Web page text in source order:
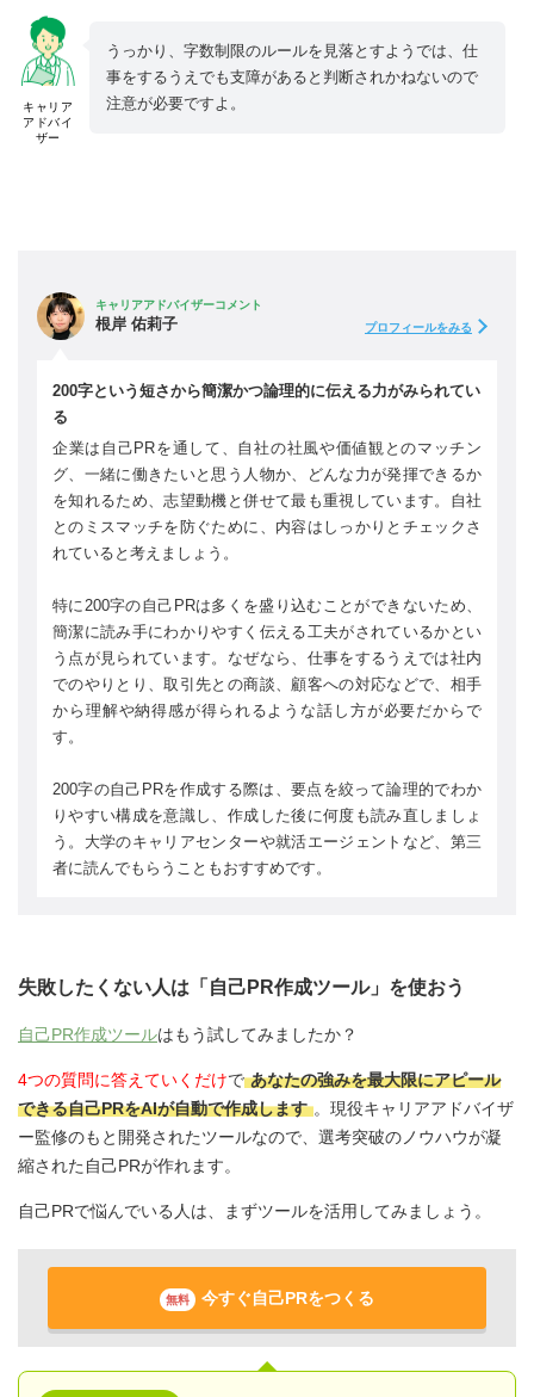
キャリア
アドバイ
ザー
うっかり、字数制限のルールを見落とすようでは、仕
事をするうえでも支障があると判断されかねないので
注意が必要ですよ。
キャリアアドバイザーコメント
根岸 佑莉子 プロフィールをみる
200字という短さから簡潔かつ論理的に伝える力がみられてい
る
企業は自己PRを通して、自社の社風や価値観とのマッチン
グ、一緒に働きたいと思う人物か、どんな力が発揮できるか
を知れるため、志望動機と併せて最も重視しています。自社
とのミスマッチを防ぐために、内容はしっかりとチェックさ
れていると考えましょう。
特に200字の自己PRは多くを盛り込むことができないため、
簡潔に読み手にわかりやすく伝える工夫がされているかとい
う点が見られています。なぜなら、仕事をするうえでは社内
でのやりとり、取引先との商談、顧客への対応などで、相手
から理解や納得感が得られるような話し方が必要だからで
す。
200字の自己PRを作成する際は、要点を絞って論理的でわか
りやすい構成を意識し、作成した後に何度も読み直しましょ
う。大学のキャリアセンターや就活エージェントなど、第三
者に読んでもらうこともおすすめです。
失敗したくない人は「自己PR作成ツール」を使おう
自己PR作成ツールはもう試してみましたか？
4つの質問に答えていくだけで あなたの強みを最大限にアピール
できる自己PRをAIが自動で作成します 。現役キャリアアドバイザ
ー監修のもと開発されたツールなので、選考突破のノウハウが凝
縮された自己PRが作れます。
自己PRで悩んでいる人は、まずツールを活用してみましょう。
無料 今すぐ自己PRをつくる